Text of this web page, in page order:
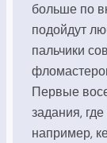
больше по
подойдут
пальчики
Первые
задания,
например,